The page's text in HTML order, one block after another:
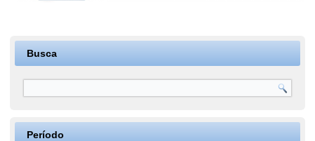
Busca
Período